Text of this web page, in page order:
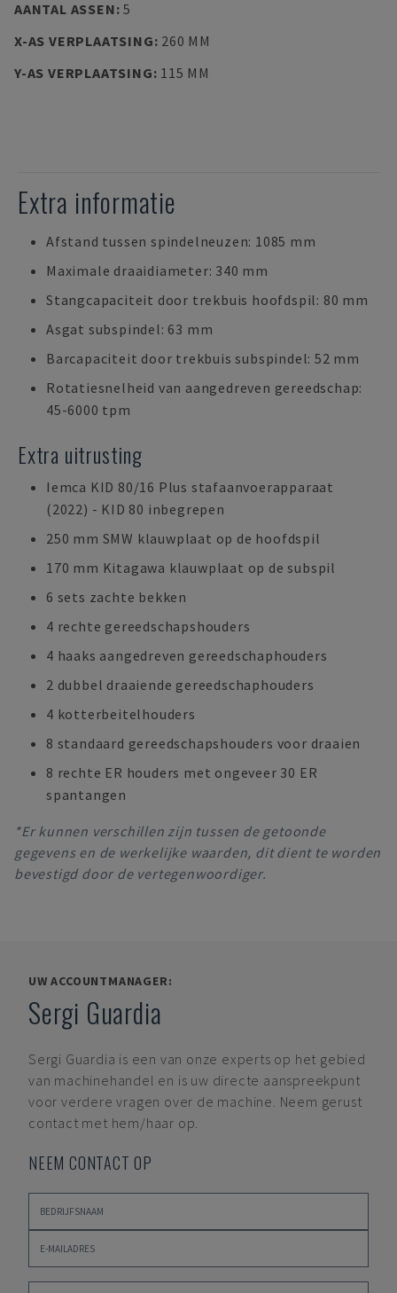
AANTAL ASSEN:5
X-AS VERPLAATSING: 260 MM
Y-AS VERPLAATSING: 115 MM
Extra informatie
Afstand tussen spindelneuzen: 1085 mm
Maximale draaidiameter: 340 mm
Stangcapaciteit door trekbuis hoofdspil: 80 mm
Asgat subspindel: 63 mm
Barcapaciteit door trekbuis subspindel: 52 mm
Rotatiesnelheid van aangedreven gereedschap:
45-6000 tpm
Extra uitrusting
Iemca KID 80/16 Plus stafaanvoerapparaat
(2022) - KID 80 inbegrepen
250 mm SMW klauwplaat op de hoofdspil
170 mm Kitagawa klauwplaat op de subspil
6 sets zachte bekken
4 rechte gereedschapshouders
4 haaks aangedreven gereedschaphouders
2 dubbel draaiende gereedschaphouders
4 kotterbeitelhouders
8 standaard gereedschapshouders voor draaien
8 rechte ER houders met ongeveer 30 ER
spantangen
*Er kunnen verschillen zijn tussen de getoonde
gegevens en de werkelijke waarden, dit dient te worden
bevestigd door de vertegenwoordiger.
UW ACCOUNTMANAGER:
Sergi Guardia
Sergi Guardia is een van onze experts op het gebied
van machinehandel en is uw directe aanspreekpunt
voor verdere vragen over de machine. Neem gerust
contact met hem/haar op.
NEEM CONTACT OP